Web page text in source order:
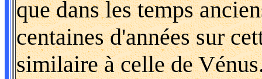
que dans les temps
centaines d'années sur
similaire à celle de